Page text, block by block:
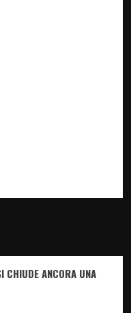
CHIUDE ANCORA UNA